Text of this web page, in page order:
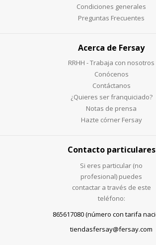
Condiciones generales
Preguntas Frecuentes
Acerca de Fersay
RRHH - Trabaja con nosotros
Conócenos
Contáctanos
¿Quieres ser franquiciado?
Notas de prensa
Hazte córner Fersay
Contacto particulares
Si eres particular (no
profesional) puedes
contactar a través de este
teléfono:
865617080 (número con tarifa
tiendasfersay@fersay.com